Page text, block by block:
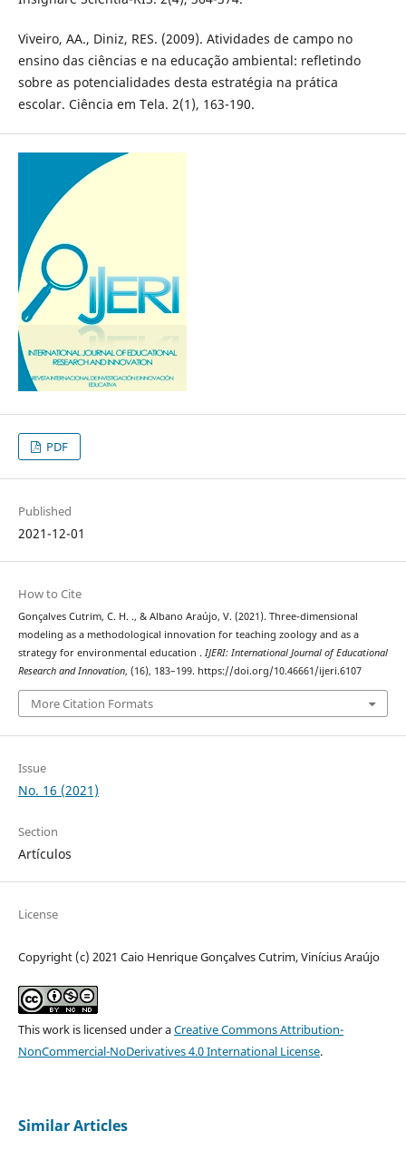
Viveiro, AA., Diniz, RES. (2009). Atividades de campo no
ensino das ciências e na educação ambiental: refletindo
sobre as potencialidades desta estratégia na prática
escolar. Ciência em Tela. 2(1), 163-190.
PDF
Published
2021-12-01
How to Cite
Gonçalves Cutrim, C. H. ., & Albano Araújo, V. (2021). Three-dimensional
modeling as a methodological innovation for teaching zoology and as a
strategy for environmental education . IJERI: International Journal of Educational
Research and Innovation, (16), 183–199. https://doi.org/10.46661/ijeri.6107
More Citation Formats
Issue
No. 16 (2021)
Section
Artículos
License
Copyright (c) 2021 Caio Henrique Gonçalves Cutrim, Vinícius Araújo
This work is licensed under aCreative Commons Attribution-
NonCommercial-NoDerivatives 4.0 International License.
Similar Articles